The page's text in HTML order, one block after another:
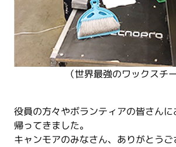
（世界最強のワックスチ
役員の方々やボランティアの皆さん
帰ってきました。
キャンモアのみなさん、ありがとうご